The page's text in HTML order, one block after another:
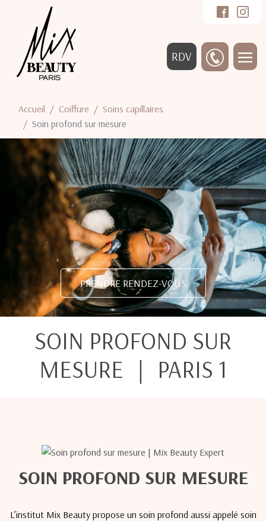
RDV
Accueil Coiffure
Soins capillaires
Soin profond sur mesure
PRENDRE RENDEZ-VOUS
SOIN PROFOND SUR
MESURE ｜ PARIS 1
SOIN PROFOND SUR MESURE
L’institut Mix Beauty propose un soin profond aussi appelé soin